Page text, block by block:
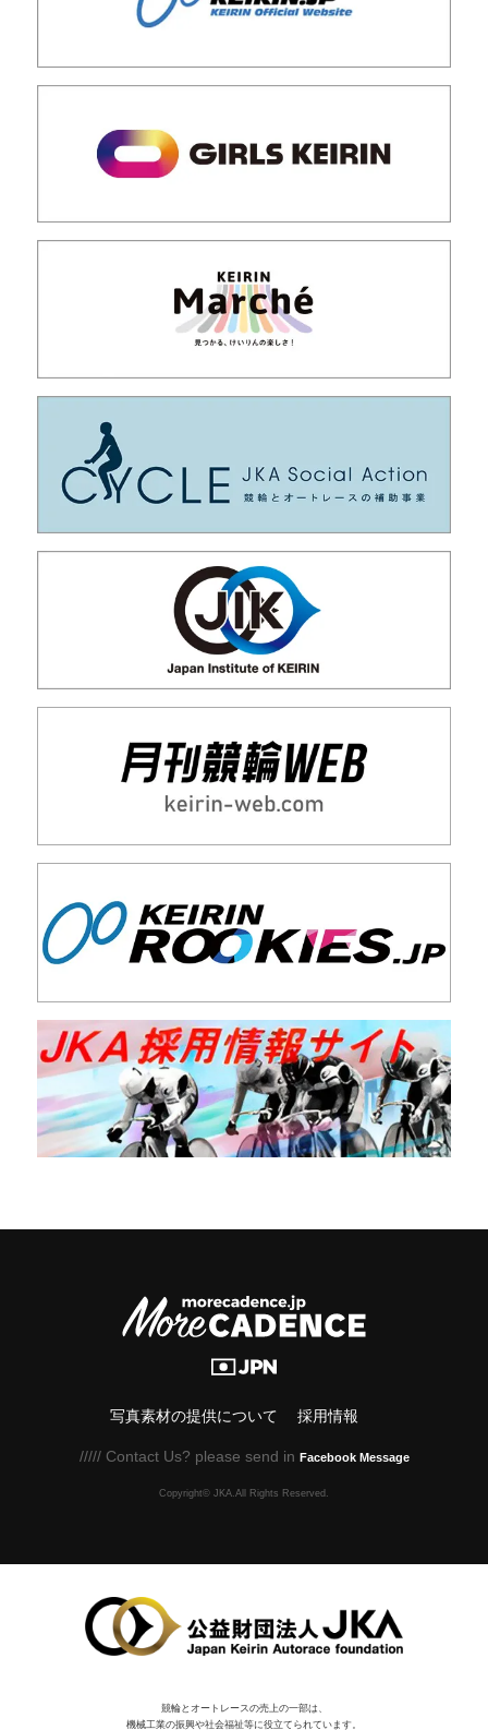
写真素材の提供について 採用情報
///// Contact Us? please send in Facebook Message
Copyright© JKA.All Rights Reserved.
競輪とオートレースの売上の一部は、
機械⼯業の振興や社会福祉等に役⽴てられています。